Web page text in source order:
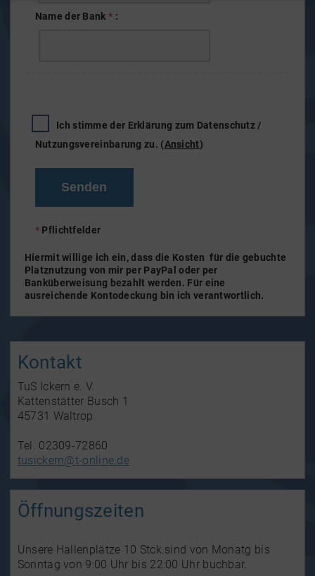
Name der Bank * :
Ich stimme der Erklärung zum Datenschutz /
Nutzungsvereinbarung zu. (Ansicht)
* Pflichtfelder
Hiermit willige ich ein, dass die Kosten für die gebuchte
Platznutzung von mir per PayPal oder per
Banküberweisung bezahlt werden. Für eine
ausreichende Kontodeckung bin ich verantwortlich.
Kontakt
TuS Ickern e. V.
Kattenstätter Busch 1
45731 Waltrop
Tel. 02309-72860
tusickern@t-online.de
Öffnungszeiten
Unsere Hallenplätze 10 Stck.sind von Monatg bis
Sonntag von 9:00 Uhr bis 22:00 Uhr buchbar.